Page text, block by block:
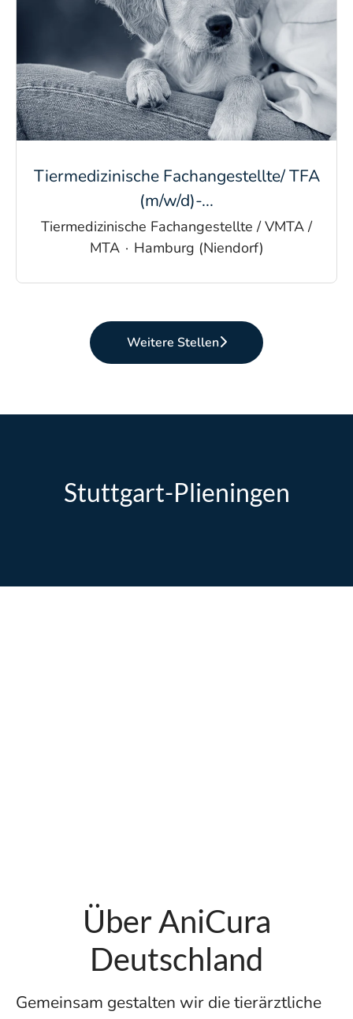
Tiermedizinische Fachangestellte/ TFA
(m/w/d)-...
Tiermedizinische Fachangestellte / VMTA /
MTA · Hamburg (Niendorf)
Weitere Stellen
Stuttgart-Plieningen
Über AniCura
Deutschland
Gemeinsam gestalten wir die tierärztliche